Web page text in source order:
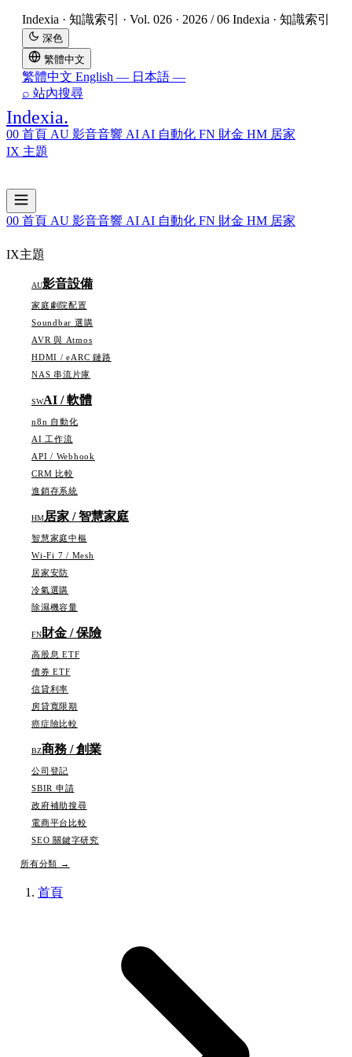
Indexia · 知識索引 · Vol. 026 · 2026 / 06 Indexia · 知識索引
深色
繁體中文
繁體中文 English — 日本語 —
⌕ 站內搜尋
Indexia.
00 首頁 AU 影音音響 AI AI 自動化 FN 財金 HM 居家
IX 主題
00 首頁 AU 影音音響 AI AI 自動化 FN 財金 HM 居家
IX主題
AU影音設備
家庭劇院配置
Soundbar 選購
AVR 與 Atmos
HDMI / eARC 鏈路
NAS 串流片庫
SWAI / 軟體
n8n 自動化
AI 工作流
API / Webhook
CRM 比較
進銷存系統
HM居家 / 智慧家庭
智慧家庭中樞
Wi-Fi 7 / Mesh
居家安防
冷氣選購
除濕機容量
FN財金 / 保險
高股息 ETF
債券 ETF
信貸利率
房貸寬限期
癌症險比較
BZ商務 / 創業
公司登記
SBIR 申請
政府補助搜尋
電商平台比較
SEO 關鍵字研究
所有分類 →
首頁